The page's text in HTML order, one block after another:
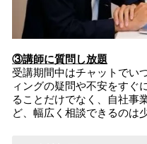
③講師に質問し放題
受講期間中はチャットでい
ィングの疑問や不安をすぐ
ることだけでなく、自社事
ど、幅広く相談できるのは